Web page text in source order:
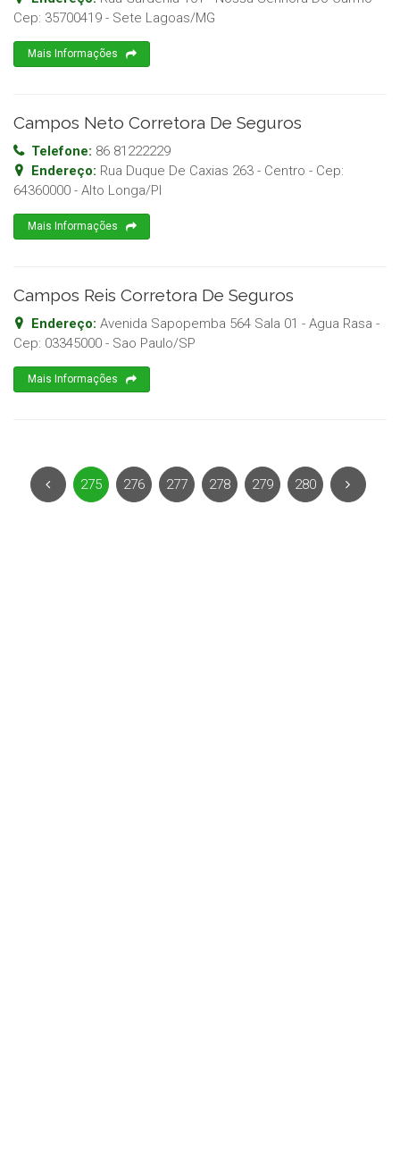
Cep: 35700419 - Sete Lagoas/MG
Mais Informações
Campos Neto Corretora De Seguros
Telefone: 86 81222229
Endereço: Rua Duque De Caxias 263 - Centro - Cep:
64360000 - Alto Longa/PI
Mais Informações
Campos Reis Corretora De Seguros
Endereço: Avenida Sapopemba 564 Sala 01 - Agua Rasa -
Cep: 03345000 - Sao Paulo/SP
Mais Informações
275 276 277 278 279 280